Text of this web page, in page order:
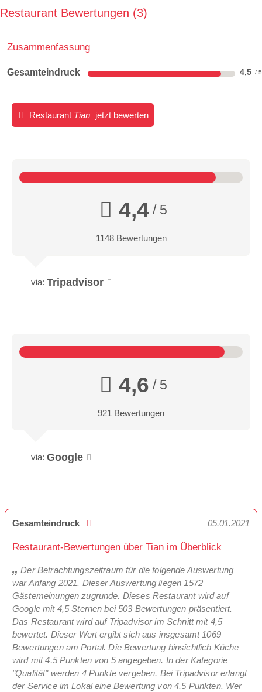
Restaurant Bewertungen 3
Zusammenfassung
Gesamteindruck 4,5
Restaurant Tian jetzt bewerten
4,4/ 5
1148 Bewertungen
via: Tripadvisor
4,6 / 5
921 Bewertungen
via: Google
Gesamteindruck 05.01.2021
Restaurant-Bewertungen über Tian im Überblick
Der Betrachtungszeitraum für die folgende Auswertung
war Anfang 2021. Dieser Auswertung liegen 1572
Gästemeinungen zugrunde. Dieses Restaurant wird auf
Google mit 4,5 Sternen bei 503 Bewertungen präsentiert.
Das Restaurant wird auf Tripadvisor im Schnitt mit 4,5
bewertet. Dieser Wert ergibt sich aus insgesamt 1069
Bewertungen am Portal. Die Bewertung hinsichtlich Küche
wird mit 4,5 Punkten von 5 angegeben. In der Kategorie
"Qualität" werden 4 Punkte vergeben. Bei Tripadvisor erlangt
der Service im Lokal eine Bewertung von 4,5 Punkten. Wer